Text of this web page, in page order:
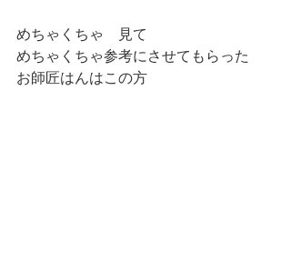
めちゃくちゃ　見て
めちゃくちゃ参考にさせてもらった
お師匠はんはこの方